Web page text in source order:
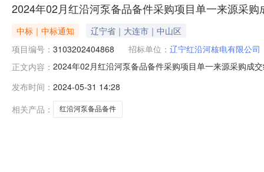
2024年02月红沿河泵备品备件采购项目单一来源采购
中标｜中标通知
辽宁省｜大连市｜中山区
项目编号： 3103202404868 招标单位： 辽宁红沿河核电有限公司
正文内容： 2024年02月红沿河泵备品备件采购项目单一来源采购成
因：为确保相关功能的配套性，只能从特定供应商处采
项目的供应
发布时间： 2024-05-31 14:28
相关产品：
红沿河泵备品备件